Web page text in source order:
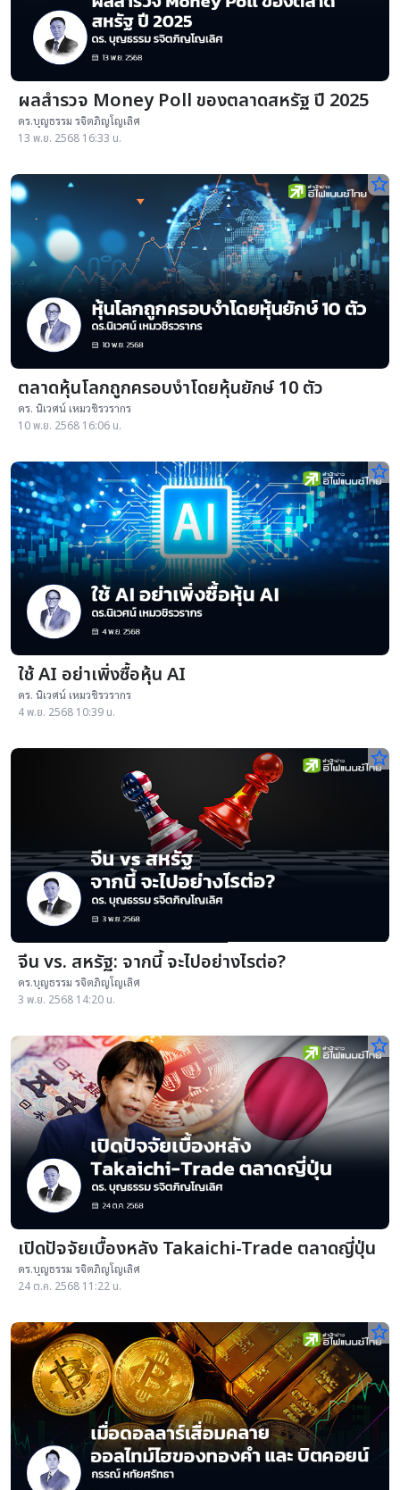
ผลสำรวจ Money Poll ของตลาดสหรัฐ ปี 2025
ดร.บุญธรรม รจิตภิญโญเลิศ
13 พ.ย. 2568 16:33 น.
star_border
ตลาดหุ้นโลกถูกครอบงำโดยหุ้นยักษ์ 10 ตัว
ดร. นิเวศน์ เหมวชิรวรากร
10 พ.ย. 2568 16:06 น.
star_border
ใช้ AI อย่าเพิ่งซื้อหุ้น AI
ดร. นิเวศน์ เหมวชิรวรากร
4 พ.ย. 2568 10:39 น.
star_border
จีน vs. สหรัฐ: จากนี้ จะไปอย่างไรต่อ?
ดร.บุญธรรม รจิตภิญโญเลิศ
3 พ.ย. 2568 14:20 น.
star_border
เปิดปัจจัยเบื้องหลัง Takaichi-Trade ตลาดญี่ปุ่น
ดร.บุญธรรม รจิตภิญโญเลิศ
24 ต.ค. 2568 11:22 น.
star_border